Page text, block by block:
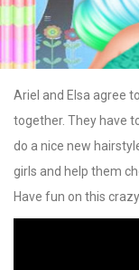
Ariel and Elsa agree
together. They have
do a nice new
girls and help them
Have fun on this